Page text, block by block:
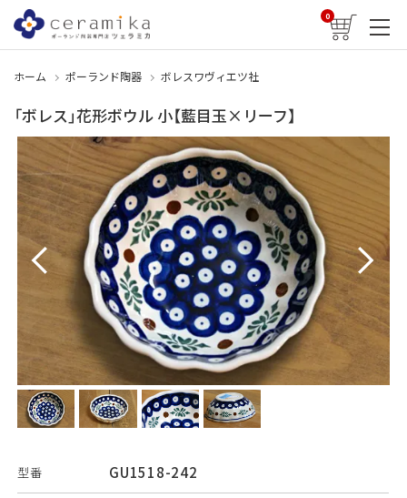
0
ホーム ポーランド陶器 ボレスワヴィエツ社
「ボレス」花形ボウル 小【藍目玉×リーフ】
型番 GU1518-242